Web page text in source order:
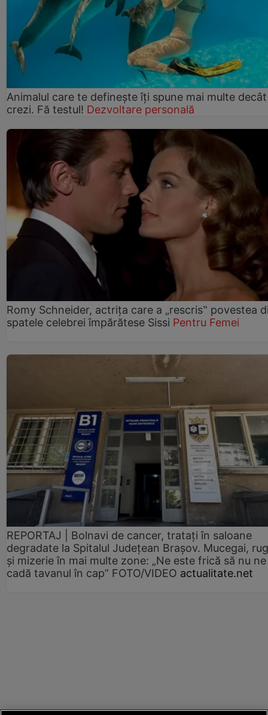
Animalul care te definește îți spune mai multe decât
crezi. Fă testul! Dezvoltare personală
Romy Schneider, actrița care a „rescris‟ povestea
spatele celebrei împărătese Sissi Pentru Femei
REPORTAJ | Bolnavi de cancer, tratați în saloane
degradate la Spitalul Județean Brașov. Mucegai,
și mizerie în mai multe zone: „Ne este frică să nu ne
cadă tavanul în cap” FOTO/VIDEO actualitate.net